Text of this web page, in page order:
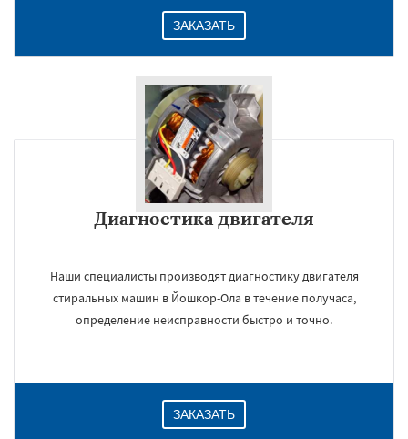
ЗАКАЗАТЬ
Диагностика двигателя
Наши специалисты производят диагностику двигателя
стиральных машин в Йошкор-Ола в течение получаса,
определение неисправности быстро и точно.
ЗАКАЗАТЬ